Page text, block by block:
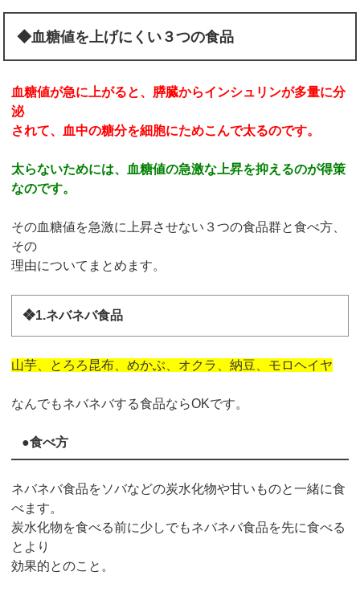
◆血糖値を上げにくい３つの食品
血糖値が急に上がると、膵臓からインシュリンが多量に分
泌
されて、血中の糖分を細胞にためこんで太るのです。
太らないためには、血糖値の急激な上昇を抑えるのが得策
なのです。
その血糖値を急激に上昇させない３つの食品群と食べ方、
その
理由についてまとめます。
❖1.ネバネバ食品
山芋、とろろ昆布、めかぶ、オクラ、納豆、モロヘイヤ
なんでもネバネバする食品ならOKです。
●食べ方
ネバネバ食品をソバなどの炭水化物や甘いものと一緒に食
べます。
炭水化物を食べる前に少しでもネバネバ食品を先に食べる
とより
効果的とのこと。